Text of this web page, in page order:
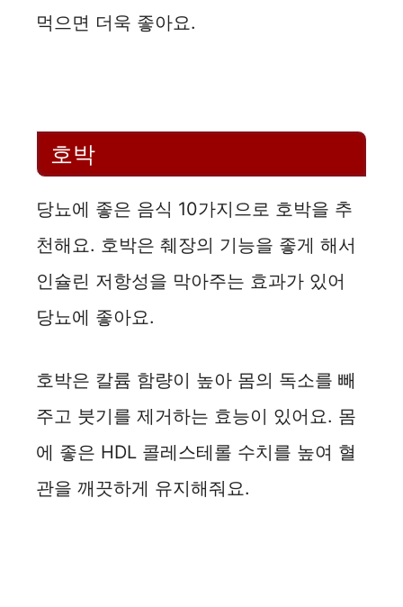
먹으면 더욱 좋아요.
호박
당뇨에 좋은 음식 10가지으로 호박을 추
천해요. 호박은 췌장의 기능을 좋게 해서
인슐린 저항성을 막아주는 효과가 있어
당뇨에 좋아요.
호박은 칼륨 함량이 높아 몸의 독소를 빼
주고 붓기를 제거하는 효능이 있어요. 몸
에 좋은 HDL 콜레스테롤 수치를 높여 혈
관을 깨끗하게 유지해줘요.